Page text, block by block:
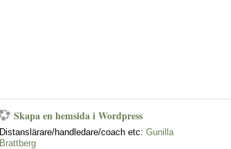
Skapa en hemsida i Wordpress
Distanslärare/handledare/coach etc:Gunilla
Brattberg